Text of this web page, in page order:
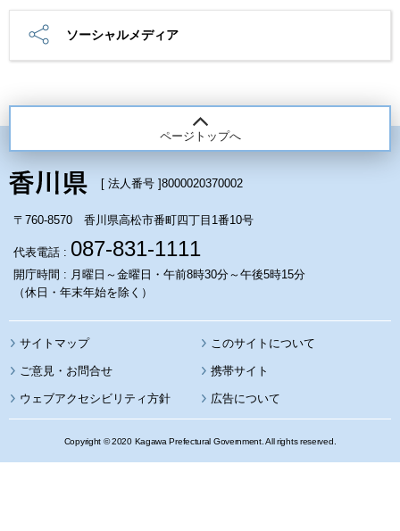
ソーシャルメディア
ページトップへ
[ 法人番号 ]8000020370002
〒760-8570 香川県高松市番町四丁目1番10号
代表電話 : 087-831-1111
開庁時間 : 月曜日～金曜日・午前8時30分～午後5時15分
（休日・年末年始を除く）
サイトマップ このサイトについて
携帯サイト
ウェブアクセシビリティ方針 広告について
Copyright © 2020 Kagawa Prefectural Government. All rights reserved.